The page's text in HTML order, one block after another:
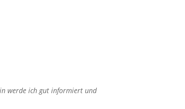
werde ich gut informiert und